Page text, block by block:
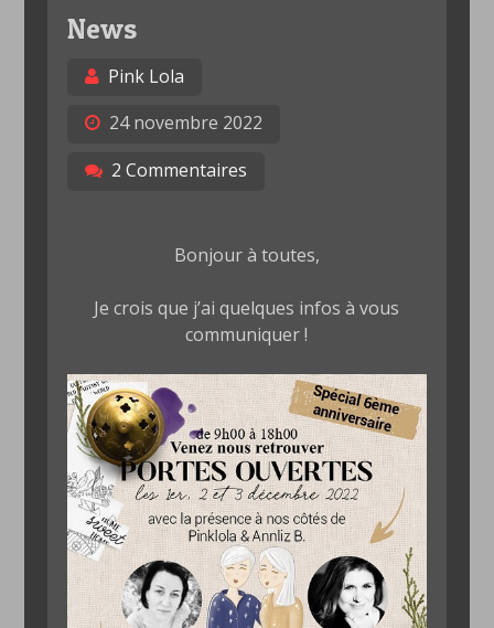
News
Pink Lola
24 novembre 2022
2 Commentaires
Bonjour à toutes,
Je crois que j’ai quelques infos à vous
communiquer !